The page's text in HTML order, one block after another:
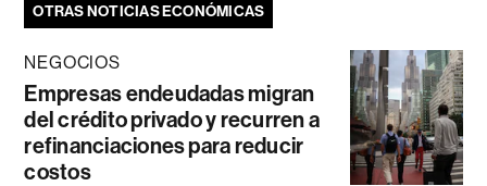
OTRAS NOTICIAS ECONÓMICAS
NEGOCIOS
Empresas endeudadas migran
del crédito privado y recurren a
refinanciaciones para reducir
costos